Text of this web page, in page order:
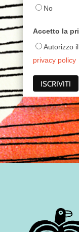
No
Accetto la
Autorizzo
privacy policy